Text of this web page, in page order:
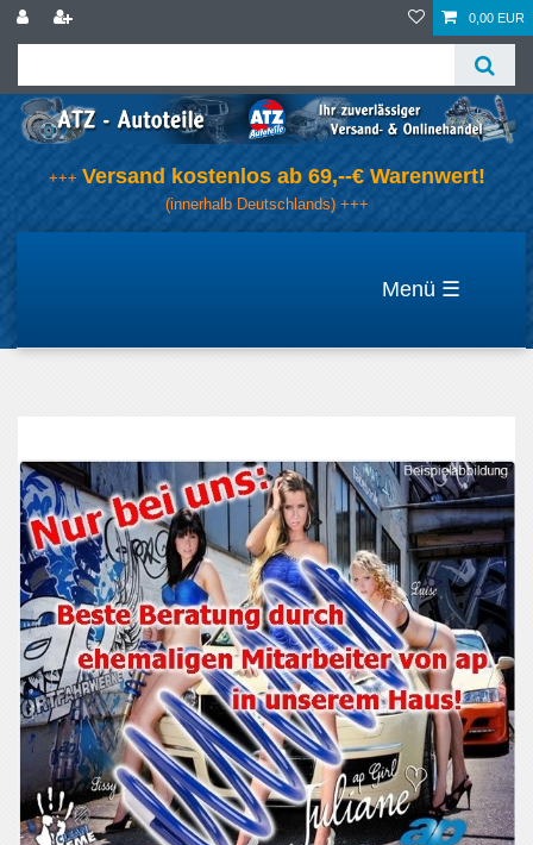
0,00 EUR
+++ Versand kostenlos ab 69,--€ Warenwert!
(innerhalb Deutschlands) +++
☰